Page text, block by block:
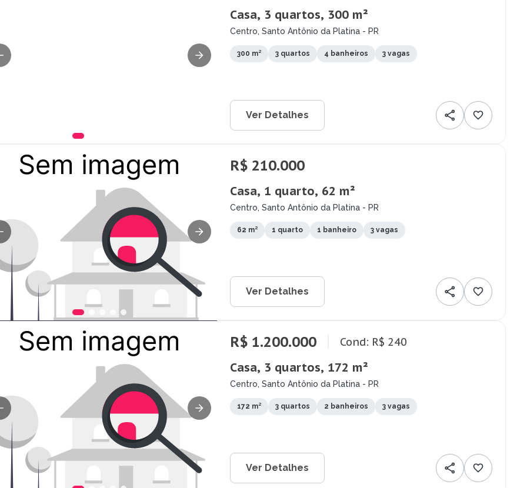
Casa, 3 quartos, 300 m²
Centro, Santo Antônio da Platina - PR
300 m² 3 quartos 4 banheiros 3 vagas
Ver Detalhes
R$ 210.000
Casa, 1 quarto, 62 m²
Centro, Santo Antônio da Platina - PR
62 m² 1 quarto 1 banheiro 3 vagas
Ver Detalhes
R$ 1.200.000 Cond: R$ 240
Casa, 3 quartos, 172 m²
Centro, Santo Antônio da Platina - PR
172 m² 3 quartos 2 banheiros 3 vagas
Ver Detalhes